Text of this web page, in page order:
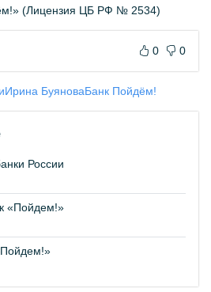
(Лицензия ЦБ РФ № 2534)
0 0
Ирина БуяноваБанк Пойдём!
России
«Пойдем!»